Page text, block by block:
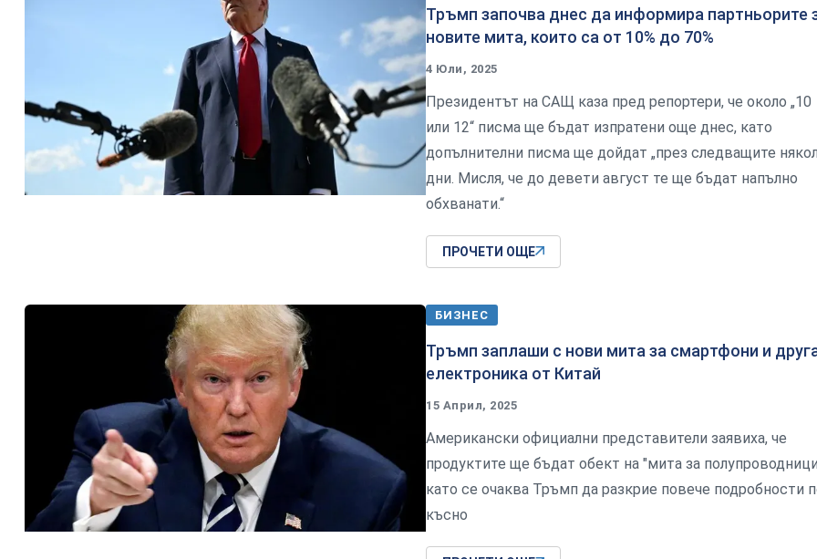
Тръмп започва днес да информира партньорите
новите мита, които са от 10% до 70%
4 Юли, 2025
Президентът на САЩ каза пред репортери, че около „10
или 12“ писма ще бъдат изпратени още днес, като
допълнителни писма ще дойдат „през следващите
дни. Мисля, че до девети август те ще бъдат напълно
обхванати.“
ПРОЧЕТИ ОЩЕ
БИЗНЕС
Тръмп заплаши с нови мита за смартфони и
електроника от Китай
15 Април, 2025
Американски официални представители заявиха, че
продуктите ще бъдат обект на "мита за
като се очаква Тръмп да разкрие повече подробности
късно